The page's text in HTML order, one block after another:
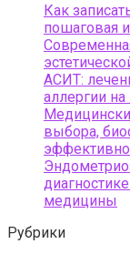
Как
пошаговая
АСИТ:
аллергии
выбора,
медицины
Рубрики